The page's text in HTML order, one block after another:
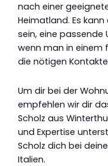
nach einer
Heimatland. Es
sein, eine passende
wenn man in einem
die nötigen
Um dir bei der
empfehlen wir dir
Scholz aus
und Expertise
Scholz dich bei
Italien.